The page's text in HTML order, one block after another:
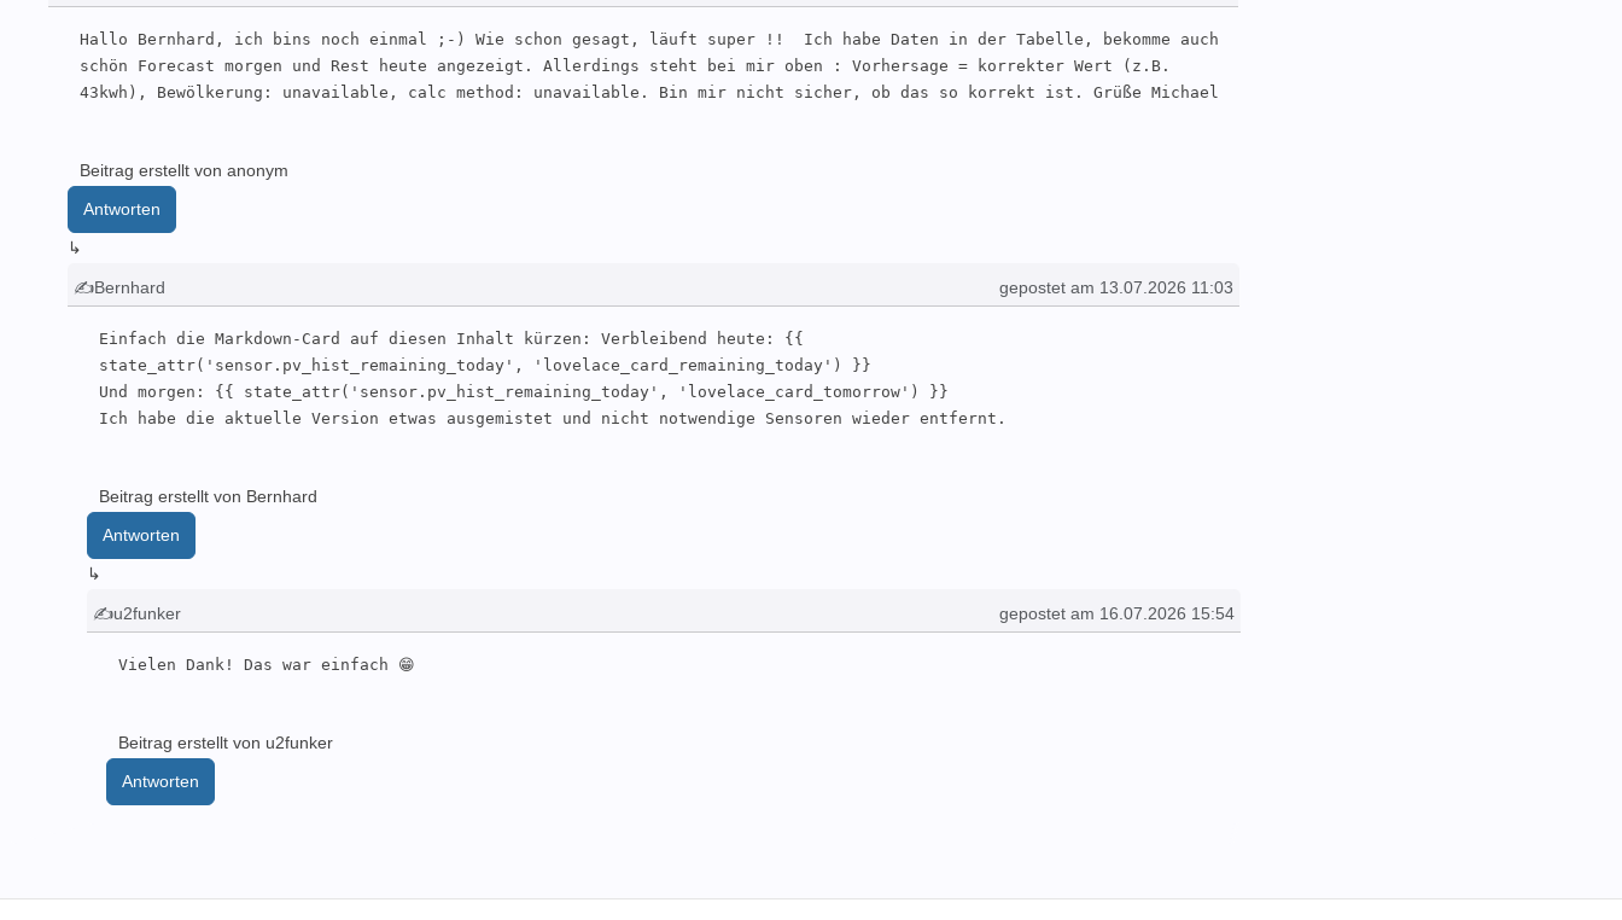
Hallo Bernhard, ich bins noch einmal ;-) Wie schon gesagt, läuft super !!  Ich habe Daten in der Tabelle, bekomme auch
schön Forecast morgen und Rest heute angezeigt. Allerdings steht bei mir oben : Vorhersage = korrekter Wert (z.B.
43kwh), Bewölkerung: unavailable, calc method: unavailable. Bin mir nicht sicher, ob das so korrekt ist. Grüße Michael
Beitrag erstellt von anonym
Antworten
↳
✍Bernhard gepostet am 13.07.2026 11:03
Einfach die Markdown-Card auf diesen Inhalt kürzen: Verbleibend heute: {{
state_attr('sensor.pv_hist_remaining_today', 'lovelace_card_remaining_today') }}
Und morgen: {{ state_attr('sensor.pv_hist_remaining_today', 'lovelace_card_tomorrow') }}
Ich habe die aktuelle Version etwas ausgemistet und nicht notwendige Sensoren wieder entfernt.
Beitrag erstellt von Bernhard
Antworten
↳
✍u2funker gepostet am 16.07.2026 15:54
Vielen Dank! Das war einfach 😁
Beitrag erstellt von u2funker
Antworten